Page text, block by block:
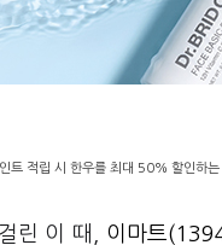
적립 시 한우를 최대 50% 할인하는
린 이 때, 이마트